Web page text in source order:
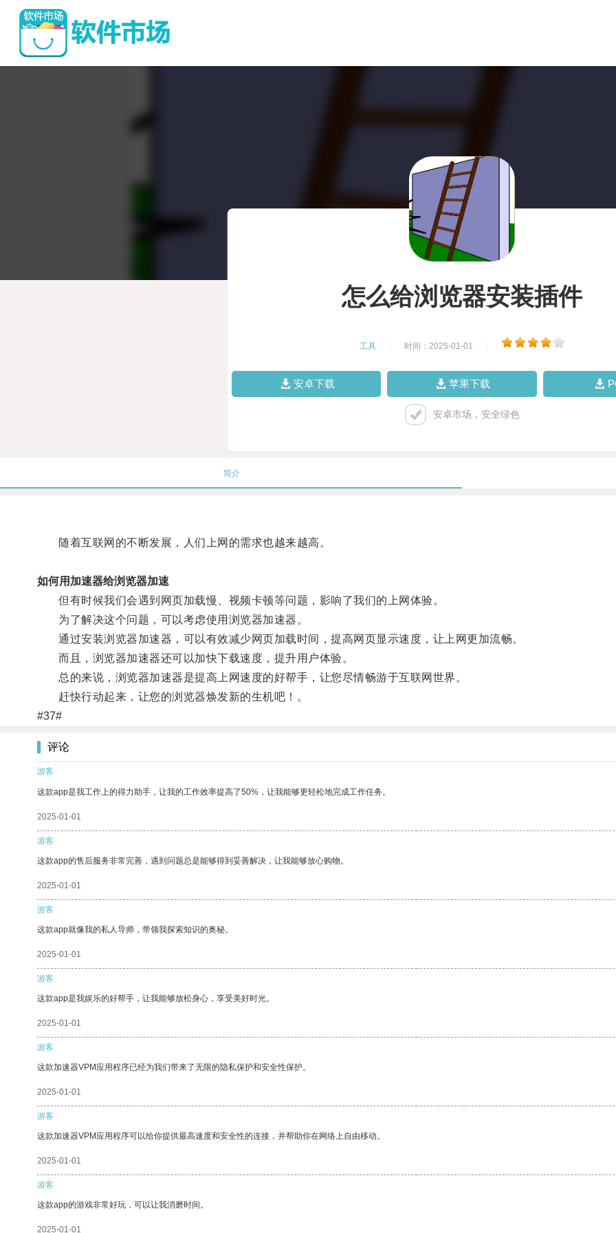
怎么给浏览器安装插件
工具 时间：2025-01-01
安卓下载 苹果下载
安卓市场，安全绿色
简介
随着互联网的不断发展，人们上网的需求也越来越高。
如何用加速器给浏览器加速
但有时候我们会遇到网页加载慢、视频卡顿等问题，影响了我们的上网体验。
为了解决这个问题，可以考虑使用浏览器加速器。
通过安装浏览器加速器，可以有效减少网页加载时间，提高网页显示速度，让上网更加流畅。
而且，浏览器加速器还可以加快下载速度，提升用户体验。
总的来说，浏览器加速器是提高上网速度的好帮手，让您尽情畅游于互联网世界。
赶快行动起来，让您的浏览器焕发新的生机吧！。
#37#
评论
游客
这款app是我工作上的得力助手，让我的工作效率提高了50%，让我能够更轻松地完成工作任务。
2025-01-01
游客
这款app的售后服务非常完善，遇到问题总是能够得到妥善解决，让我能够放心购物。
2025-01-01
游客
这款app就像我的私人导师，带领我探索知识的奥秘。
2025-01-01
游客
这款app是我娱乐的好帮手，让我能够放松身心，享受美好时光。
2025-01-01
游客
这款加速器VPM应用程序已经为我们带来了无限的隐私保护和安全性保护。
2025-01-01
游客
这款加速器VPM应用程序可以给你提供最高速度和安全性的连接，并帮助你在网络上自由移动。
2025-01-01
游客
这款app的游戏非常好玩，可以让我消磨时间。
2025-01-01